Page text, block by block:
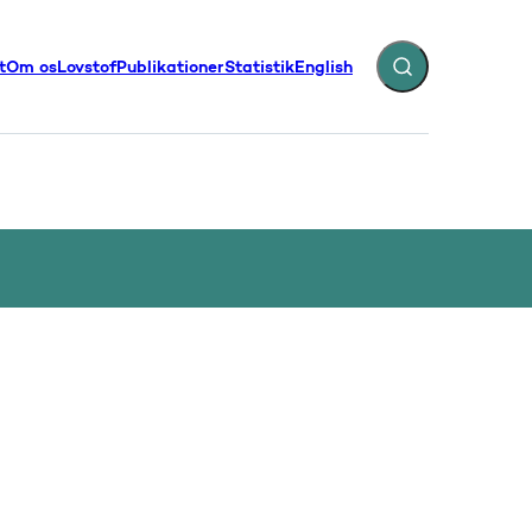
Om osLovstofPublikationerStatistikEnglish Fold søgefelt ud
- Flere links